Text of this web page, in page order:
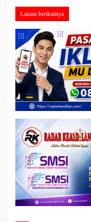
Laman berikutnya